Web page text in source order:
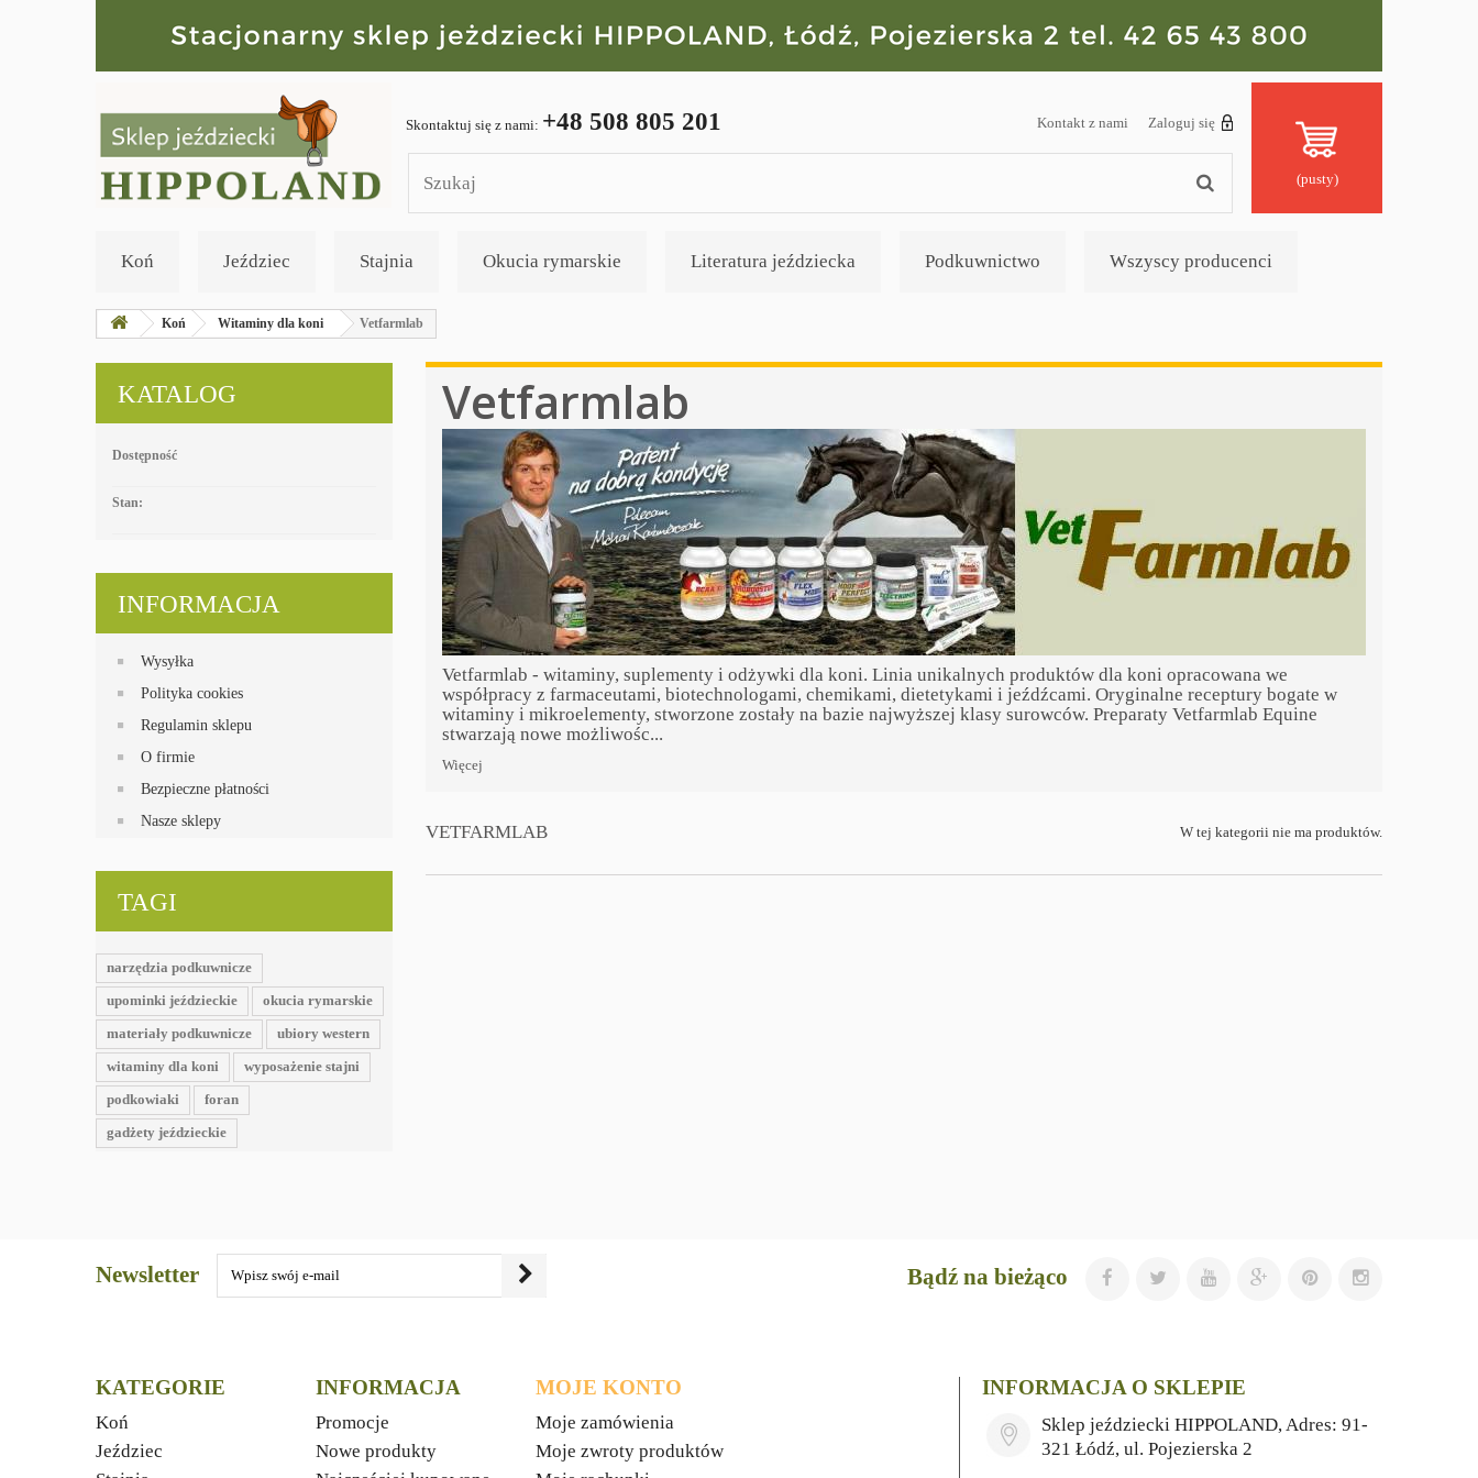
Zaloguj się
Kontakt z nami
Skontaktuj się z nami: +48 508 805 201
(pusty)
Koń Jeździec Stajnia Okucia rymarskie Literatura jeździecka Podkuwnictwo Wszyscy producenci
Koń Witaminy dla koni Vetfarmlab
KATALOG
Dostępność
Stan:
INFORMACJA
Wysyłka
Polityka cookies
Regulamin sklepu
O firmie
Bezpieczne płatności
Nasze sklepy
TAGI
narzędzia podkuwnicze
upominki jeździeckie
okucia rymarskie
materiały podkuwnicze
ubiory western
witaminy dla koni
wyposażenie stajni
podkowiaki
foran
gadżety jeździeckie
Vetfarmlab
Vetfarmlab - witaminy, suplementy i odżywki dla koni. Linia unikalnych produktów dla koni opracowana we
współpracy z farmaceutami, biotechnologami, chemikami, dietetykami i jeźdźcami. Oryginalne receptury bogate w
witaminy i mikroelementy, stworzone zostały na bazie najwyższej klasy surowców. Preparaty Vetfarmlab Equine
stwarzają nowe możliwośc...
Więcej
VETFARMLAB W tej kategorii nie ma produktów.
Newsletter Bądź na bieżąco
KATEGORIE
Koń
Jeździec
INFORMACJA
Promocje
Nowe produkty
MOJE KONTO
Moje zamówienia
Moje zwroty produktów
INFORMACJA O SKLEPIE
Sklep jeździecki HIPPOLAND, Adres: 91-
321 Łódź, ul. Pojezierska 2